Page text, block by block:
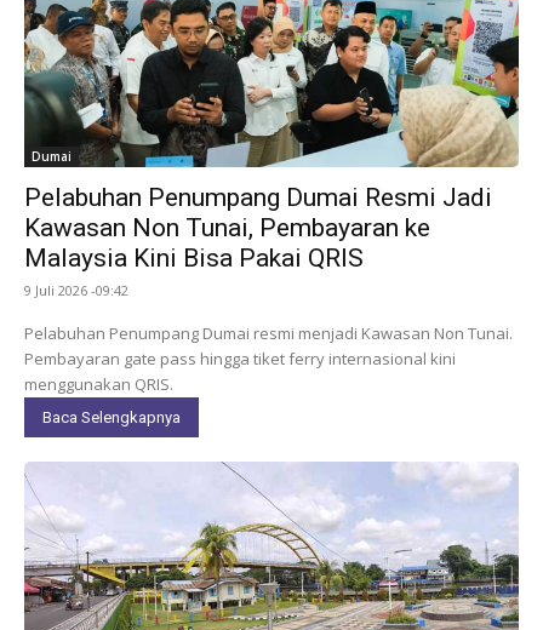
Dumai
Pelabuhan Penumpang Dumai Resmi Jadi
Kawasan Non Tunai, Pembayaran ke
Malaysia Kini Bisa Pakai QRIS
9 Juli 2026 -09:42
Pelabuhan Penumpang Dumai resmi menjadi Kawasan Non Tunai.
Pembayaran gate pass hingga tiket ferry internasional kini
menggunakan QRIS.
Baca Selengkapnya